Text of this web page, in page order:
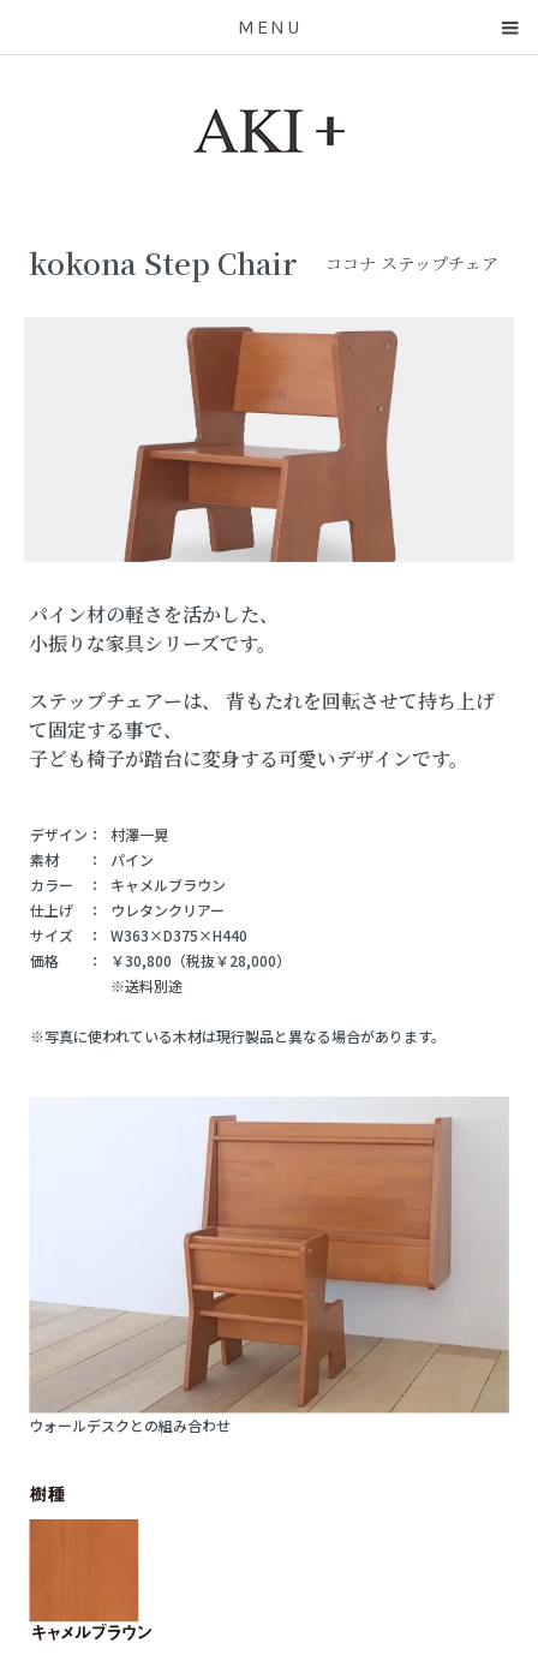
MENU
kokona Step Chair ココナ ステップチェア
パイン材の軽さを活かした、
小振りな家具シリーズです。
ステップチェアーは、 背もたれを回転させて持ち上げ
て固定する事で、
子ども椅子が踏台に変身する可愛いデザインです。
デザイン：
村澤一晃
素材 ：
パイン
カラー ：
キャメルブラウン
仕上げ ：
ウレタンクリアー
サイズ ：
W363×D375×H440
価格 ：
￥30,800（税抜￥28,000）
※送料別途
※写真に使われている木材は現行製品と異なる場合があります。
ウォールデスクとの組み合わせ